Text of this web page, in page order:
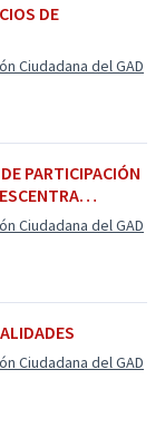
DE
Ciudadana del GAD
PARTICIPACIÓN
Ciudadana del GAD
Ciudadana del GAD